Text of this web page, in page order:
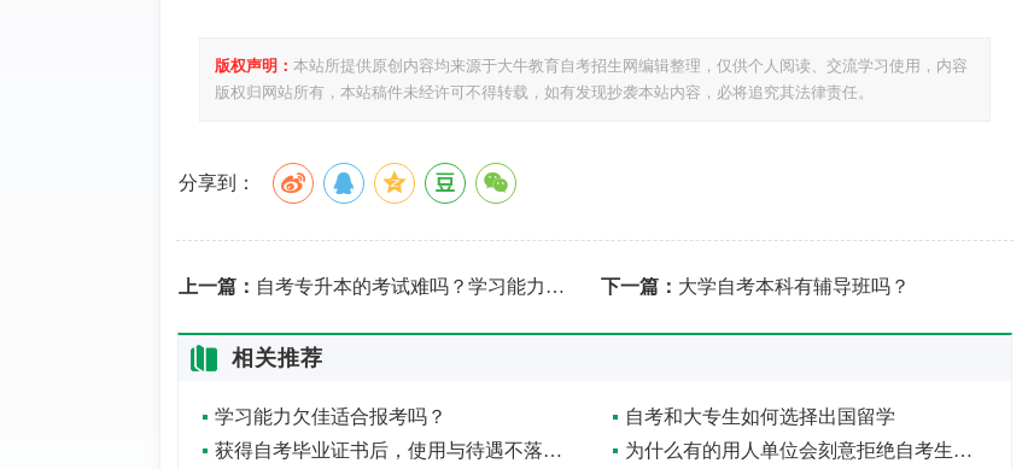
版权声明： 本站所提供原创内容均来源于大牛教育自考招生网编辑整理，仅供个人阅读、交流学习使用，内容
版权归网站所有，本站稿件未经许可不得转载，如有发现抄袭本站内容，必将追究其法律责任。
分享到：
上一篇： 自考专升本的考试难吗？学习能力一般有机会通过吗？ 下一篇： 大学自考本科有辅导班吗？
相关推荐
学习能力欠佳适合报考吗？
自考和大专生如何选择出国留学
获得自考毕业证书后，使用与待遇不落实怎么办？
为什么有的用人单位会刻意拒绝自考生呢？